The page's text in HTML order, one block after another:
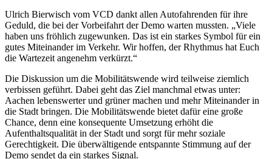
Ulrich Bierwisch vom VCD dankt allen Autofahrenden für ihre
Geduld, die bei der Vorbeifahrt der Demo warten mussten. „Viele
haben uns fröhlich zugewunken. Das ist ein starkes Symbol für ein
gutes Miteinander im Verkehr. Wir hoffen, der Rhythmus hat Euch
die Wartezeit angenehm verkürzt.“
Die Diskussion um die Mobilitätswende wird teilweise ziemlich
verbissen geführt. Dabei geht das Ziel manchmal etwas unter:
Aachen lebenswerter und grüner machen und mehr Miteinander in
die Stadt bringen. Die Mobilitätswende bietet dafür eine große
Chance, denn eine konsequente Umsetzung erhöht die
Aufenthaltsqualität in der Stadt und sorgt für mehr soziale
Gerechtigkeit. Die überwältigende entspannte Stimmung auf der
Demo sendet da ein starkes Signal.